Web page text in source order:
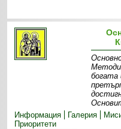
богата
Информация
Галерия
Приоритети